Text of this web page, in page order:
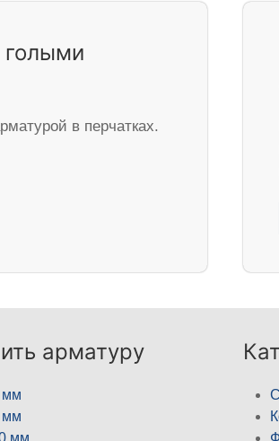
в перчатках.
арматуру
мм
мм
мм